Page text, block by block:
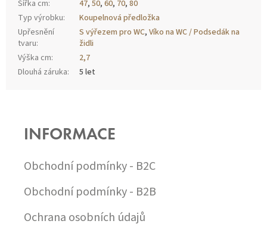
Šířka cm: 47, 50, 60, 70, 80
Typ výrobku:
Koupelnová předložka
Upřesnění
tvaru:
S výřezem pro WC, Víko na WC / Podsedák na
židli
Výška cm:
2,7
Dlouhá záruka:
5 let
INFORMACE
Obchodní podmínky - B2C
Obchodní podmínky - B2B
Ochrana osobních údajů